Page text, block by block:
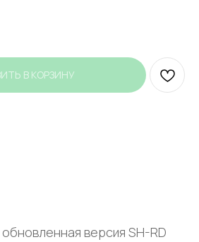
В КОРЗИНУ
версия SH-RD